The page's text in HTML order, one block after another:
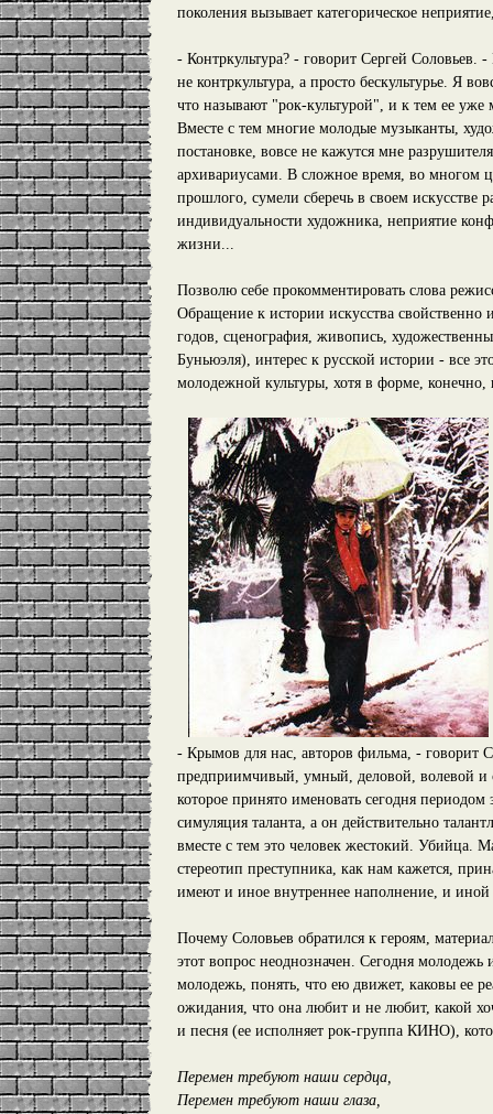
поколения вызывает категорическое
- Контркультура? - говорит Сергей Соловьев.
не контркультура, а просто бескультурье. Я
что называют "рок-культурой", и к тем ее
Вместе с тем многие молодые музыканты,
постановке, вовсе не кажутся мне
архивариусами. В сложное время, во многом
прошлого, сумели сберечь в своем
индивидуальности художника, неприятие
жизни...
Позволю себе прокомментировать слова
Обращение к истории искусства
годов, сценография, живопись,
Буньюэля), интерес к русской истории - все
молодежной культуры, хотя в форме,
- Крымов для нас, авторов фильма, - говорит
предприимчивый, умный, деловой, волевой
которое принято именовать сегодня
симуляция таланта, а он действительно
вместе с тем это человек жестокий. Убийца.
стереотип преступника, как нам кажется,
имеют и иное внутреннее наполнение, и
Почему Соловьев обратился к героям,
этот вопрос неоднозначен. Сегодня
молодежь, понять, что ею движет, каковы ее
ожидания, что она любит и не любит, какой
и песня (ее исполняет рок-группа КИНО),
Перемен требуют наши сердца,
Перемен требуют наши глаза,